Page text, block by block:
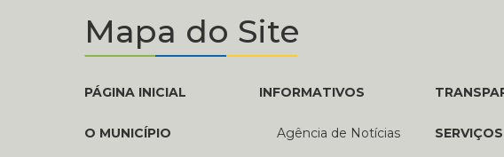
Mapa do Site
PÁGINA INICIAL
O MUNICÍPIO
INFORMATIVOS
Agência de Notícias SERVIÇOS